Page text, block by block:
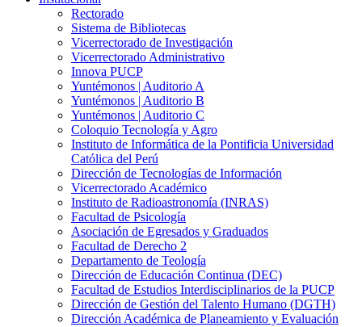
Rectorado
Sistema de Bibliotecas
Vicerrectorado de Investigación
Vicerrectorado Administrativo
Innova PUCP
Yuntémonos | Auditorio A
Yuntémonos | Auditorio B
Yuntémonos | Auditorio C
Coloquio Tecnología y Agro
Instituto de Informática de la Pontificia Universidad
Católica del Perú
Dirección de Tecnologías de Información
Vicerrectorado Académico
Instituto de Radioastronomía (INRAS)
Facultad de Psicología
Asociación de Egresados y Graduados
Facultad de Derecho 2
Departamento de Teología
Dirección de Educación Continua (DEC)
Facultad de Estudios Interdisciplinarios de la PUCP
Dirección de Gestión del Talento Humano (DGTH)
Dirección Académica de Planeamiento y Evaluación